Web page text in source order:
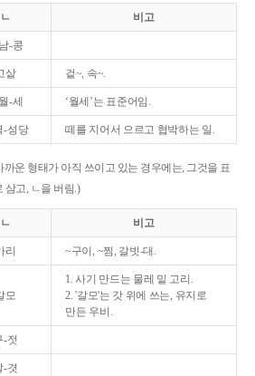
ㄴ 비고
-콩
샅 겉~, 속~.
-세 ‘월세’는 표준어임.
-성당 떼를 지어서 으르고 협박하는 일.
운 형태가 아직 쓰이고 있는 경우에는, 그것을 표
삼고, ㄴ을 버림.)
ㄴ 비고
리 ~구이, ~찜, 갈빗-대.
모
1. 사기 만드는 물레 밑 고리.
2. '갈모'는 갓 위에 쓰는, 유지로
만든 우비.
-젓
-겻